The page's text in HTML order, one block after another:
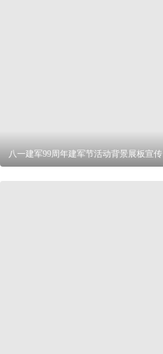
八一建军99周年建军节活动背景展板宣传